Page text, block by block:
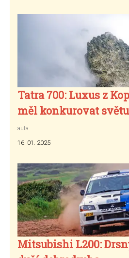
Tatra 700: Luxus z
měl konkurovat světu
auta
16. 01. 2025
Mitsubishi L200: